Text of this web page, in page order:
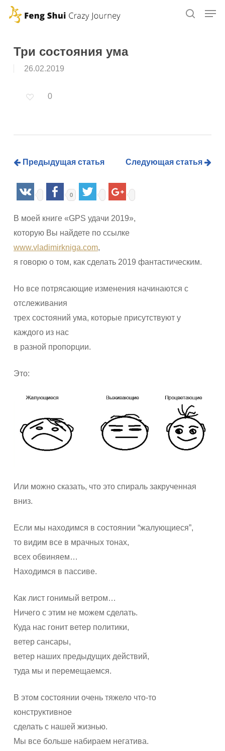
Skip
contentТри состояния ума
26.02.2019
0
Предыдущая статья Следующая статья
0
В моей книге «GPS удачи 2019»,
которую Вы найдете по ссылке
www.vladimirkniga.com,
я говорю о том, как сделать 2019 фантастическим.
Но все потрясающие изменения начинаются с
отслеживания
трех состояний ума, которые присутствуют у
каждого из нас
в разной пропорции.
Это:
Или можно сказать, что это спираль закрученная
вниз.
Если мы находимся в состоянии “жалующиеся”,
то видим все в мрачных тонах,
всех обвиняем…
Находимся в пассиве.
Как лист гонимый ветром…
Ничего с этим не можем сделать.
Куда нас гонит ветер политики,
ветер сансары,
ветер наших предыдущих действий,
туда мы и перемещаемся.
В этом состоянии очень тяжело что-то
конструктивное
сделать с нашей жизнью.
Мы все больше набираем негатива.